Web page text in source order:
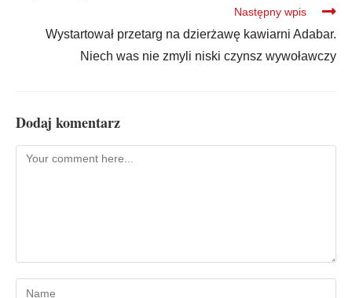
Następny wpis
Wystartował przetarg na dzierżawę kawiarni Adabar.
Niech was nie zmyli niski czynsz wywoławczy
Dodaj komentarz